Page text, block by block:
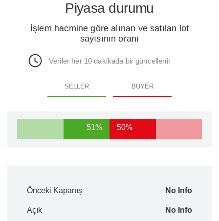
Piyasa durumu
İşlem hacmine göre alınan ve satılan lot
sayısının oranı
Veriler her 10 dakikada bir güncellenir
SELLER BUYER
51% 50%
Önceki Kapanış No Info
Açık No Info